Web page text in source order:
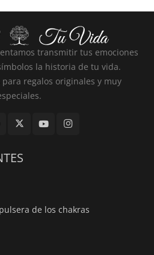
transmitir tus emociones
la historia de tu vida.
regalos originales y muy
de los chakras